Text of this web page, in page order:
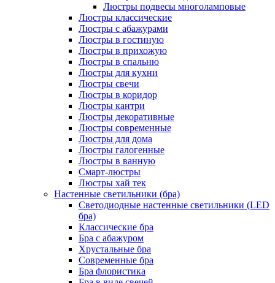
Люстры подвесы многоламповые
Люстры классические
Люстры с абажурами
Люстры в гостиную
Люстры в прихожую
Люстры в спальню
Люстры для кухни
Люстры свечи
Люстры в коридор
Люстры кантри
Люстры декоративные
Люстры современные
Люстры для дома
Люстры галогенные
Люстры в ванную
Смарт-люстры
Люстры хай тек
Настенные светильники (бра)
Светодиодные настенные светильники (LED
бра)
Классические бра
Бра с абажуром
Хрустальные бра
Современные бра
Бра флористика